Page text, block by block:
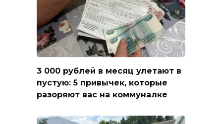
3 000 рублей в месяц улетают в
пустую: 5 привычек, которые
разоряют вас на коммуналке